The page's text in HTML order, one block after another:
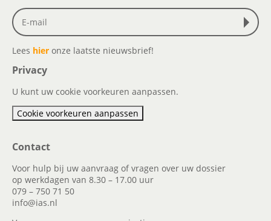
Lees hier onze laatste nieuwsbrief!
Privacy
U kunt uw cookie voorkeuren aanpassen.
Cookie voorkeuren aanpassen
Contact
Voor hulp bij uw aanvraag of vragen over uw dossier
op werkdagen van 8.30 – 17.00 uur
079 – 750 71 50
info@ias.nl